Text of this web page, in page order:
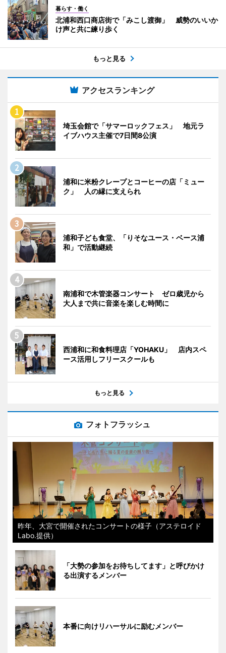
暮らす・働く
北浦和西口商店街で「みこし渡御」 威勢のいいか
け声と共に練り歩く
もっと見る
アクセスランキング
埼玉会館で「サマーロックフェス」 地元ラ
イブハウス主催で7日間8公演
浦和に米粉クレープとコーヒーの店「ミュー
ク」 人の縁に支えられ
浦和子ども食堂、「りそなユース・ベース浦
和」で活動継続
南浦和で木管楽器コンサート ゼロ歳児から
大人まで共に音楽を楽しむ時間に
西浦和に和食料理店「YOHAKU」 店内スペ
ース活用しフリースクールも
もっと見る
フォトフラッシュ
昨年、大宮で開催されたコンサートの様子（アステロイド
Labo.提供）
「大勢の参加をお待ちしてます」と呼びかけ
る出演するメンバー
本番に向けリハーサルに励むメンバー